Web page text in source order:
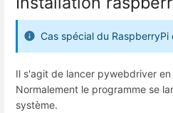
Cas spécial du RaspberryPi
Il s'agit de lancer pywebdriver
Normalement le programme se
système.